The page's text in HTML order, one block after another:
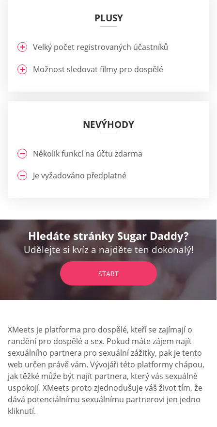
PLUSY
Velký počet registrovaných účastníků
Možnost sledovat filmy pro dospělé
NEVÝHODY
Několik funkcí na účtu zdarma
Je vyžadováno předplatné
Hledáte stránky Sugar Daddy?
Udělejte si kvíz a najděte ten dokonalý!
START
XMeets je platforma pro dospělé, kteří se zajímají o
randění pro dospělé a sex. Pokud máte zájem najít
sexuálního partnera pro sexuální zážitky, pak je tento
web určen právě vám. Vývojáři této platformy chápou,
jak těžké může být najít partnera, který vás sexuálně
uspokojí. XMeets proto zjednodušuje váš život tím, že
dává potenciálnímu sexuálnímu partnerovi jen jedno
kliknutí.